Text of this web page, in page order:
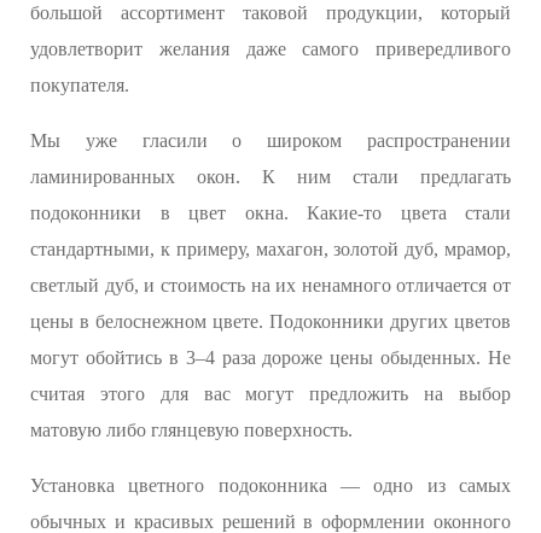
большой ассортимент таковой продукции, который
удовлетворит желания даже самого привередливого
покупателя.
Мы уже гласили о широком распространении
ламинированных окон. К ним стали предлагать
подоконники в цвет окна. Какие-то цвета стали
стандартными, к примеру, махагон, золотой дуб, мрамор,
светлый дуб, и стоимость на их ненамного отличается от
цены в белоснежном цвете. Подоконники других цветов
могут обойтись в 3–4 раза дороже цены обыденных. Не
считая этого для вас могут предложить на выбор
матовую либо глянцевую поверхность.
Установка цветного подоконника — одно из самых
обычных и красивых решений в оформлении оконного